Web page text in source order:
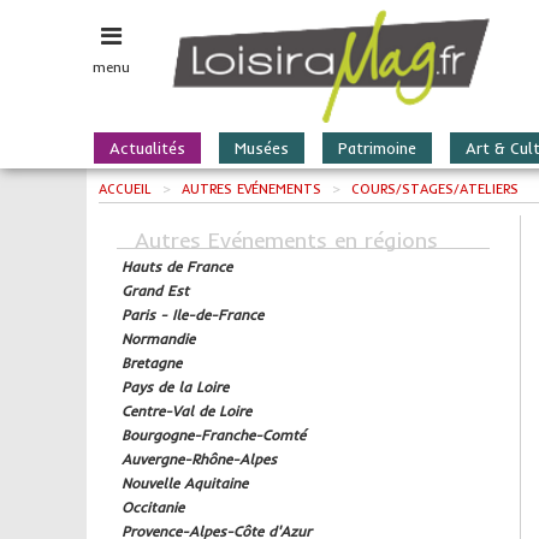
menu
Actualités Musées Patrimoine Art &
ACCUEIL > AUTRES EVÉNEMENTS > COURS/STAGES/ATELIERS
Autres Evénements en régions
Hauts de France
Grand Est
Paris - Ile-de-France
Normandie
Bretagne
Pays de la Loire
Centre-Val de Loire
Bourgogne-Franche-Comté
Auvergne-Rhône-Alpes
Nouvelle Aquitaine
Occitanie
Provence-Alpes-Côte d'Azur